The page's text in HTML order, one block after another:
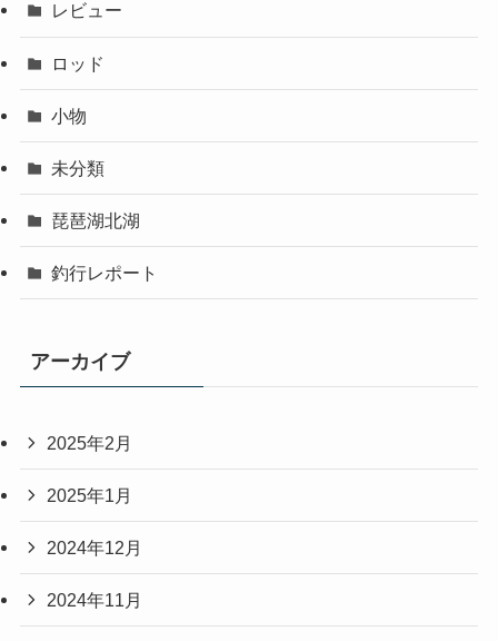
レビュー
ロッド
小物
未分類
琵琶湖北湖
釣行レポート
アーカイブ
2025年2月
2025年1月
2024年12月
2024年11月